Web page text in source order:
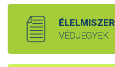
ÉLELMISZER
VÉDJEGYEK